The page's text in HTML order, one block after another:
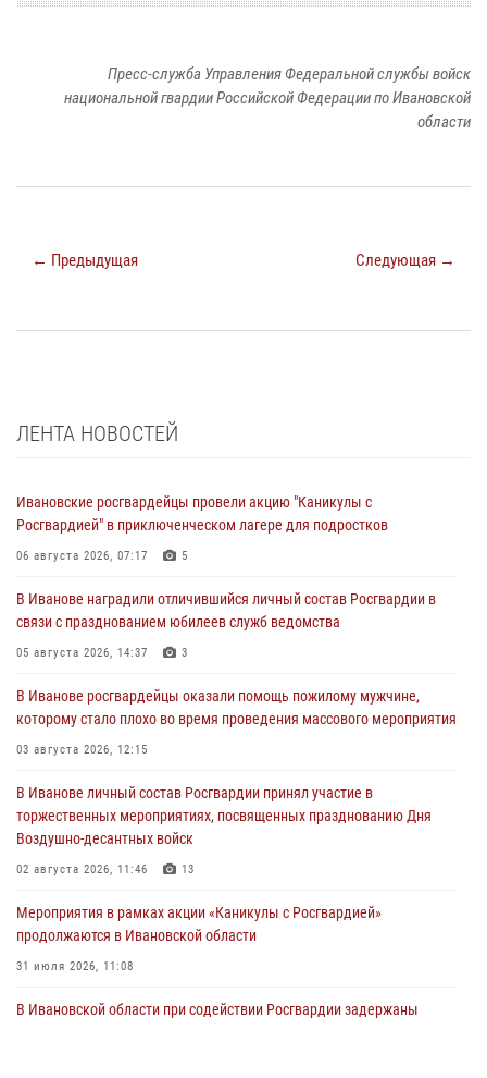
Пресс-служба Управления Федеральной службы войск
национальной гвардии Российской Федерации по Ивановской
области
← Предыдущая Следующая →
ЛЕНТА НОВОСТЕЙ
Ивановские росгвардейцы провели акцию "Каникулы с
Росгвардией" в приключенческом лагере для подростков
06 августа 2026, 07:17 5
В Иванове наградили отличившийся личный состав Росгвардии в
связи с празднованием юбилеев служб ведомства
05 августа 2026, 14:37 3
В Иванове росгвардейцы оказали помощь пожилому мужчине,
которому стало плохо во время проведения массового мероприятия
03 августа 2026, 12:15
В Иванове личный состав Росгвардии принял участие в
торжественных мероприятиях, посвященных празднованию Дня
Воздушно-десантных войск
02 августа 2026, 11:46 13
Мероприятия в рамках акции «Каникулы с Росгвардией»
продолжаются в Ивановской области
31 июля 2026, 11:08
В Ивановской области при содействии Росгвардии задержаны